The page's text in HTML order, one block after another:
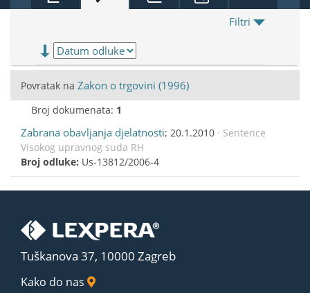
Filtri
Povratak na Zakon o trgovini (1996)
Broj dokumenata: 1
Zabrana obavljanja djelatnosti; 20.1.2010 · Sentence
Visokog upravnog suda RH
Broj odluke: Us-13812/2006-4
Tuškanova 37, 10000 Zagreb
Kako do nas